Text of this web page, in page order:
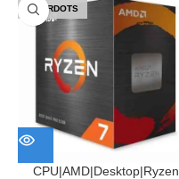
IZPĀRDOTS
CPU|AMD|Desktop|Ryzen